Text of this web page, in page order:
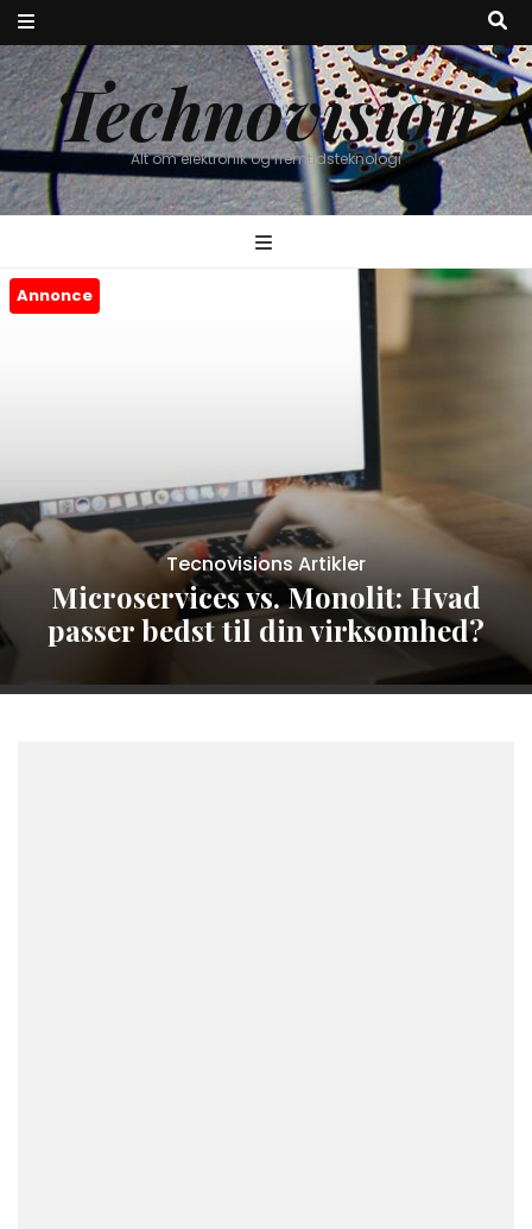
Technovision
Alt om elektronik og fremtidsteknologi
Annonce
Tecnovisions Artikler
Microservices vs. Monolit: Hvad
passer bedst til din virksomhed?